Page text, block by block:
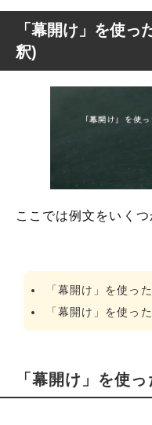
「幕開け」を使
釈)
ここでは例文をいくつ
「幕開け」を使っ
「幕開け」を使っ
「幕開け」を使